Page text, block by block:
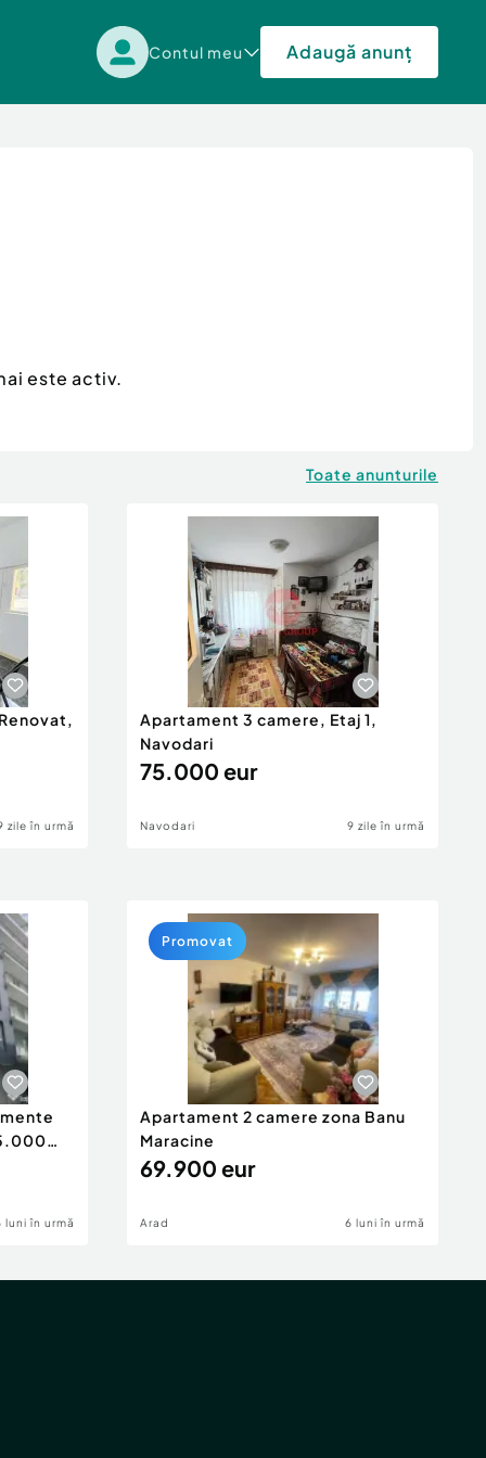
Contul meu Adaugă anunț
este activ.
Toate anunturile
zile în urmă
Apartament 3 camere, Etaj 1,
Navodari
75.000 eur
Navodari 9 zile în urmă
luni în urmă
Apartament 2 camere zona Banu
Maracine
69.900 eur
Arad 6 luni în urmă
Promovat